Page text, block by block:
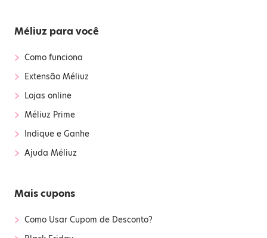
Méliuz para você
› Como funciona
› Extensão Méliuz
› Lojas online
› Méliuz Prime
› Indique e Ganhe
› Ajuda Méliuz
Mais cupons
› Como Usar Cupom de Desconto?